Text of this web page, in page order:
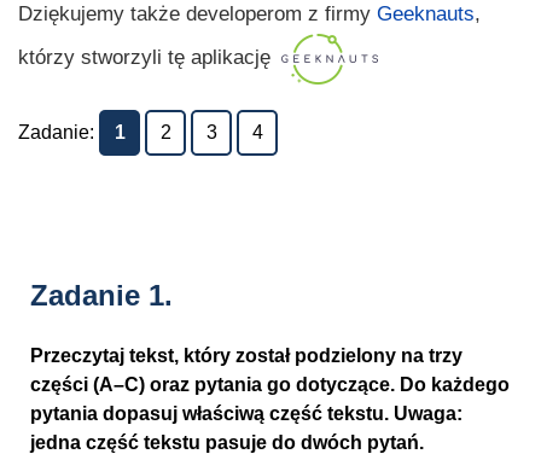
Dziękujemy także developerom z firmy Geeknauts,
którzy stworzyli tę aplikację
Zadanie: 1 2 3 4
Zadanie 1.
Przeczytaj tekst, który został podzielony na trzy
części (A–C) oraz pytania go dotyczące. Do każdego
pytania dopasuj właściwą część tekstu. Uwaga:
jedna część tekstu pasuje do dwóch pytań.